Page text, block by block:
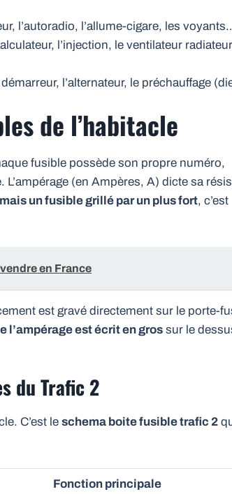
l’autoradio, l’allume-cigare, les
l’injection, le ventilateur
l’alternateur, le préchauffage
de l’habitacle
fusible possède son propre numéro,
(en Ampères, A) dicte sa
un fusible grillé par un plus fort, c’est
en France
est gravé directement sur le porte-
l’ampérage est écrit en gros sur le
du Trafic 2
C’est le schema boite fusible trafic 2
Fonction principale